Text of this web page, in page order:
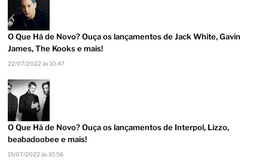
O Que Há de Novo? Ouça os lançamentos de Jack White, Gavin
James, The Kooks e mais!
22/07/2022 às 10:47
O Que Há de Novo? Ouça os lançamentos de Interpol, Lizzo,
beabadoobee e mais!
15/07/2022 às 10:56